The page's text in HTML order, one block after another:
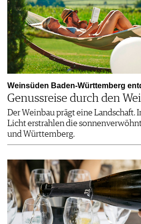
Weinsüden Baden-Württemberg
Genussreise durch den
Der Weinbau prägt eine Landschaft.
Licht erstrahlen die
und Württemberg.